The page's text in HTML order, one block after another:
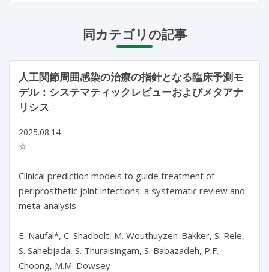
同カテゴリの記事
人工関節周囲感染の治療の指針となる臨床予測モ
デル：システマティックレビューおよびメタアナ
リシス
2025.08.14
☆
Clinical prediction models to guide treatment of
periprosthetic joint infections: a systematic review and
meta-analysis
E. Naufal*, C. Shadbolt, M. Wouthuyzen-Bakker, S. Rele,
S. Sahebjada, S. Thuraisingam, S. Babazadeh, P.F.
Choong, M.M. Dowsey